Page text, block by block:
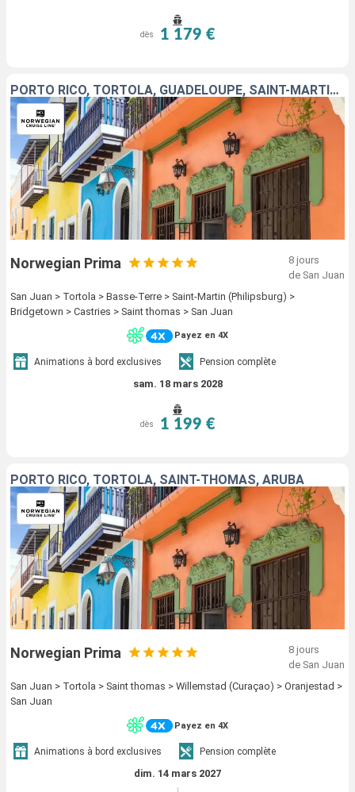
dès 1 179 €
PORTO RICO, TORTOLA, GUADELOUPE, SAINT-MARTIN, BARBADE, SAINTE-LUCIE, SAINT-THOMAS
Norwegian Prima
8 jours
de San Juan
San Juan > Tortola > Basse-Terre > Saint-Martin (Philipsburg) >
Bridgetown > Castries > Saint thomas > San Juan
Payez en 4X
Animations à bord exclusives Pension complète
sam. 18 mars 2028
dès 1 199 €
PORTO RICO, TORTOLA, SAINT-THOMAS, ARUBA
Norwegian Prima
8 jours
de San Juan
San Juan > Tortola > Saint thomas > Willemstad (Curaçao) > Oranjestad >
San Juan
Payez en 4X
Animations à bord exclusives Pension complète
dim. 14 mars 2027